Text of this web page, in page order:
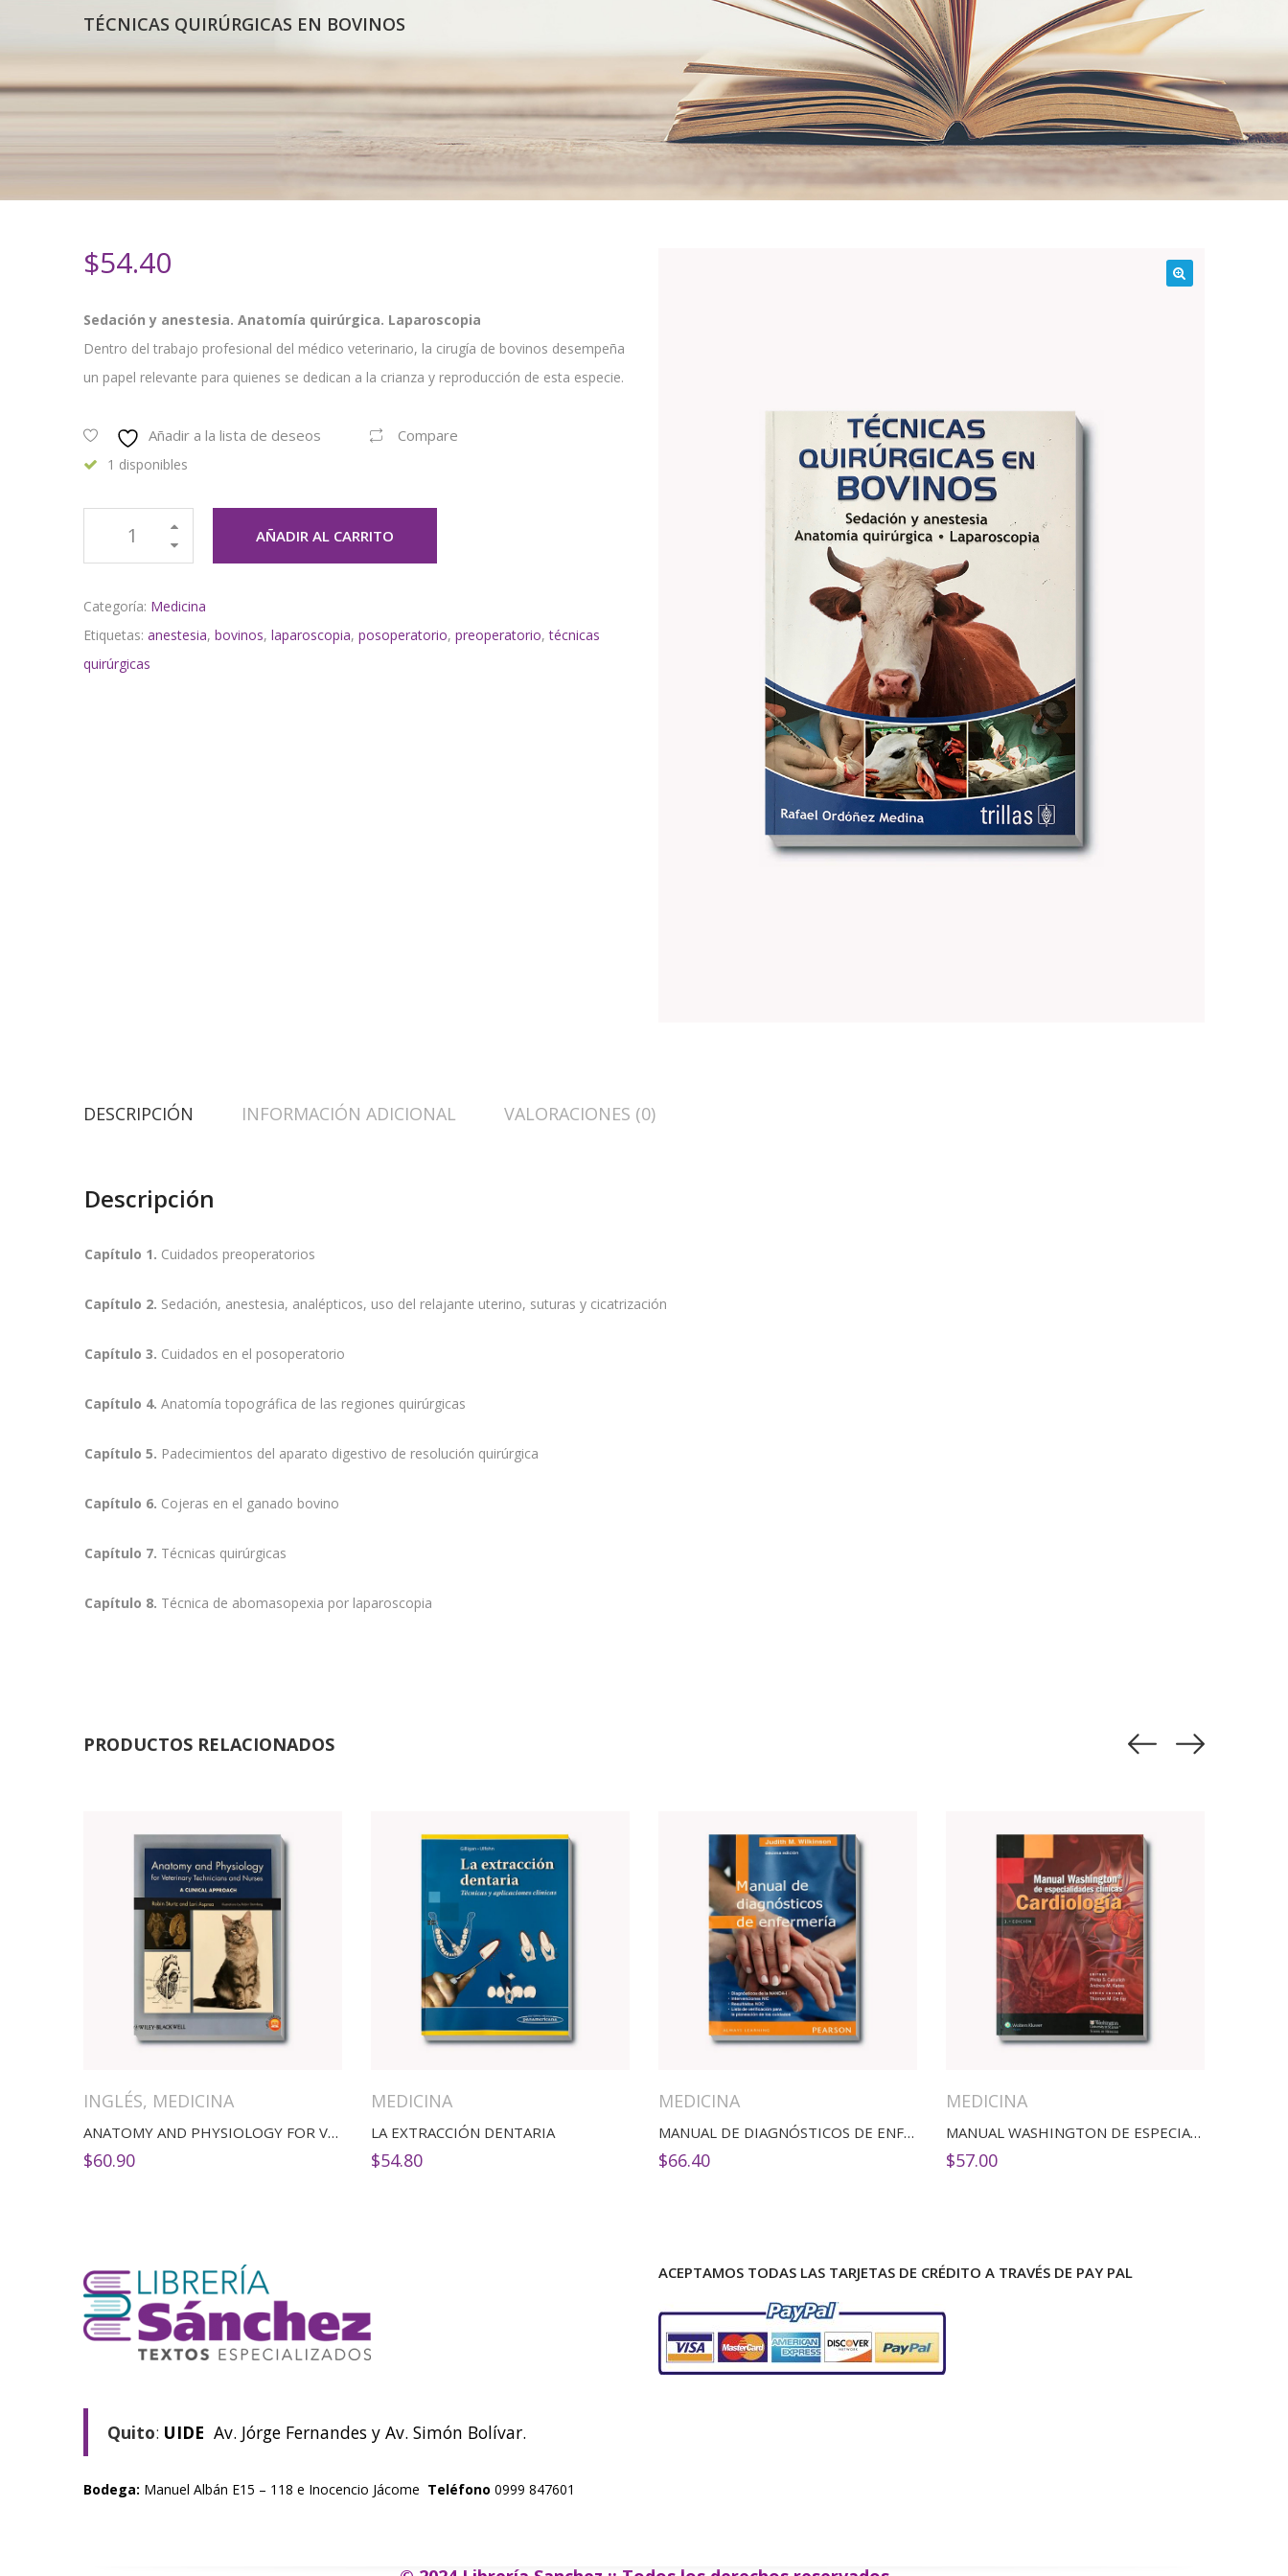
TÉCNICAS QUIRÚRGICAS EN BOVINOS
$54.40
Sedación y anestesia. Anatomía quirúrgica. Laparoscopia
Dentro del trabajo profesional del médico veterinario, la cirugía de bovinos desempeña
un papel relevante para quienes se dedican a la crianza y reproducción de esta especie.
Añadir a la lista de deseos Compare
1 disponibles
AÑADIR AL CARRITO
Categoría: Medicina
Etiquetas: anestesia, bovinos, laparoscopia, posoperatorio, preoperatorio,técnicas
quirúrgicas
DESCRIPCIÓN INFORMACIÓN ADICIONAL VALORACIONES (0)
Descripción
Capítulo 1. Cuidados preoperatorios
Capítulo 2. Sedación, anestesia, analépticos, uso del relajante uterino, suturas y cicatrización
Capítulo 3. Cuidados en el posoperatorio
Capítulo 4. Anatomía topográfica de las regiones quirúrgicas
Capítulo 5. Padecimientos del aparato digestivo de resolución quirúrgica
Capítulo 6. Cojeras en el ganado bovino
Capítulo 7. Técnicas quirúrgicas
Capítulo 8. Técnica de abomasopexia por laparoscopia
PRODUCTOS RELACIONADOS
INGLÉS, MEDICINA
ANATOMY AND PHYSIOLOGY FOR VETERINARY TECHNICIANS AND NURSES
$60.90
MEDICINA
LA EXTRACCIÓN DENTARIA
$54.80
MEDICINA
MANUAL DE DIAGNÓSTICOS DE ENFERMERÍA
$66.40
MEDICINA
MANUAL WASHINGTON DE ESPECIALIDADES CLÍNICAS CARDIOLOGÍA
$57.00
Quito: UIDE Av. Jórge Fernandes y Av. Simón Bolívar.
Bodega: Manuel Albán E15 – 118 e Inocencio Jácome Teléfono 0999 847601
ACEPTAMOS TODAS LAS TARJETAS DE CRÉDITO A TRAVÉS DE PAY PAL